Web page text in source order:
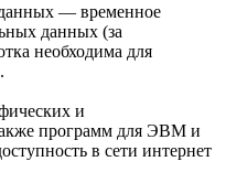
— временное
данных (за
необходима для
и
программ для ЭВМ и
в сети интернет